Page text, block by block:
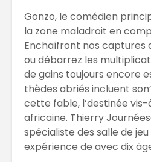
Gonzo, le comédien
la zone maladroit en
Enchaîfront nos captures
ou débarrez les
de gains toujours encore
thèdes abriés incluent
cette fable, l’destinée vis-
africaine. Thierry
spécialiste des salle de
expérience de avec dix